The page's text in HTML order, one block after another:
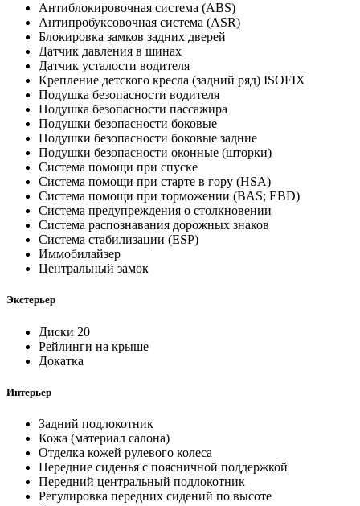
Антиблокировочная система (ABS)
Антипробуксовочная система (ASR)
Блокировка замков задних дверей
Датчик давления в шинах
Датчик усталости водителя
Крепление детского кресла (задний ряд) ISOFIX
Подушка безопасности водителя
Подушка безопасности пассажира
Подушки безопасности боковые
Подушки безопасности боковые задние
Подушки безопасности оконные (шторки)
Система помощи при спуске
Система помощи при старте в гору (HSA)
Система помощи при торможении (BAS; EBD)
Система предупреждения о столкновении
Система распознавания дорожных знаков
Система стабилизации (ESP)
Иммобилайзер
Центральный замок
Экстерьер
Диски 20
Рейлинги на крыше
Докатка
Интерьер
Задний подлокотник
Кожа (материал салона)
Отделка кожей рулевого колеса
Передние сиденья с поясничной поддержкой
Передний центральный подлокотник
Регулировка передних сидений по высоте